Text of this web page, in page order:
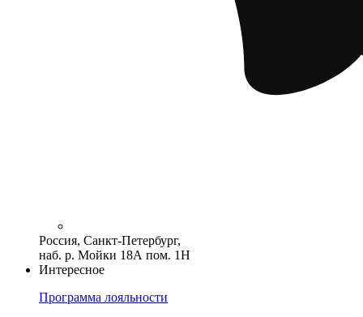
Россия, Санкт-Петербург,
наб. р. Мойки 18А пом. 1Н
Интересное
Программа лояльности